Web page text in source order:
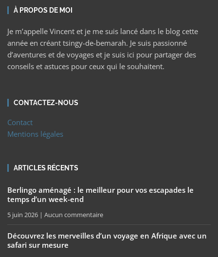
À PROPOS DE MOI
Je m’appelle Vincent et je me suis lancé dans le blog cette
année en créant tsingy-de-bemarah. Je suis passionné
d’aventures et de voyages et je suis ici pour partager des
conseils et astuces pour ceux qui le souhaitent.
CONTACTEZ-NOUS
Contact
Mentions légales
ARTICLES RÉCENTS
Berlingo aménagé : le meilleur pour vos escapades le
temps d’un week-end
5 juin 2026 Aucun commentaire
Découvrez les merveilles d’un voyage en Afrique avec un
safari sur mesure